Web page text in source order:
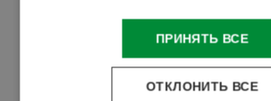
Отделы
ПРИНЯТЬ ВСЕ
ОТКЛОНИТЬ ВСЕ